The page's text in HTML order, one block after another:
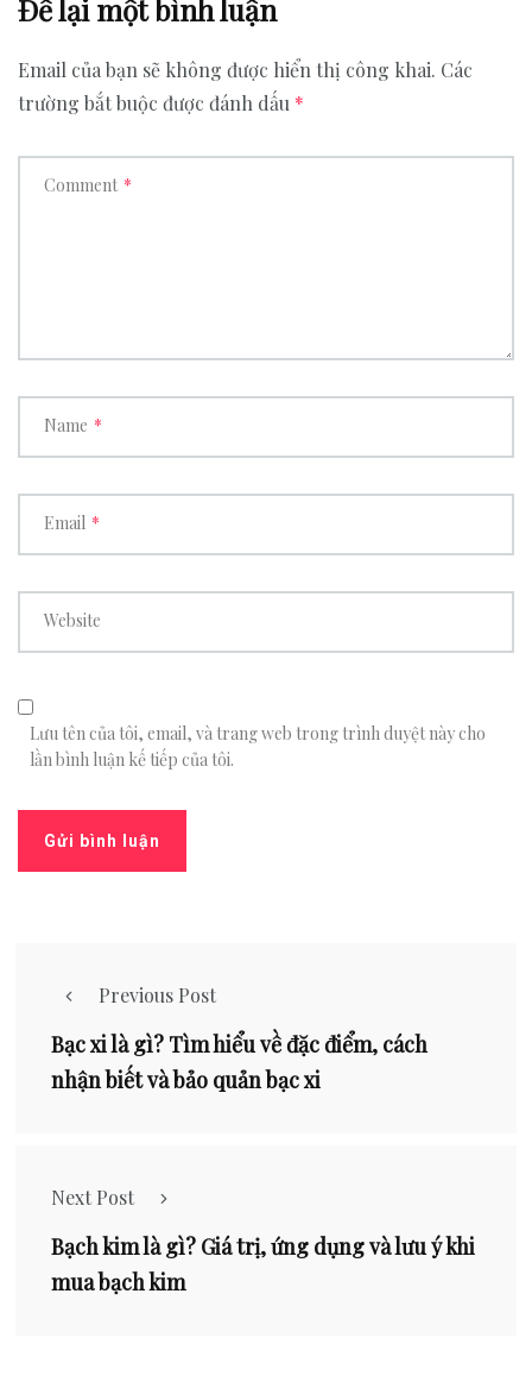
Để lại một bình luận
Email của bạn sẽ không được hiển thị công khai. Các
trường bắt buộc được đánh dấu *
Comment *
Name *
Email *
Website
Lưu tên của tôi, email, và trang web trong trình duyệt này cho
lần bình luận kế tiếp của tôi.
Previous Post
Bạc xi là gì? Tìm hiểu về đặc điểm, cách
nhận biết và bảo quản bạc xi
Next Post
Bạch kim là gì? Giá trị, ứng dụng và lưu ý khi
mua bạch kim